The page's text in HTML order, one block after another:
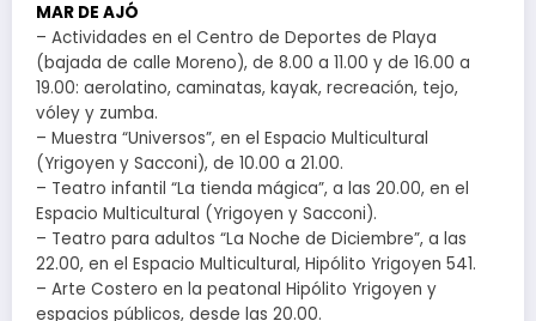
MAR DE AJÓ
– Actividades en el Centro de Deportes de Playa
(bajada de calle Moreno), de 8.00 a 11.00 y de 16.00 a
19.00: aerolatino, caminatas, kayak, recreación, tejo,
vóley y zumba.
– Muestra “Universos”, en el Espacio Multicultural
(Yrigoyen y Sacconi), de 10.00 a 21.00.
– Teatro infantil “La tienda mágica”, a las 20.00, en el
Espacio Multicultural (Yrigoyen y Sacconi).
– Teatro para adultos “La Noche de Diciembre”, a las
22.00, en el Espacio Multicultural, Hipólito Yrigoyen 541.
– Arte Costero en la peatonal Hipólito Yrigoyen y
espacios públicos, desde las 20.00.